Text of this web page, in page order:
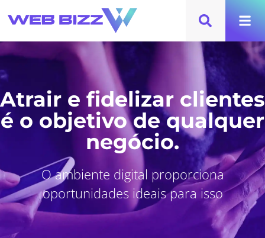
Atrair e fidelizar clientes
é o objetivo de qualquer
negócio.
O ambiente digital proporciona
oportunidades ideais para isso